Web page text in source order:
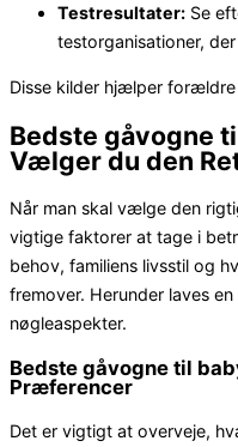
Testresultater: Se
testorganisationer,
Disse kilder hjælper
Bedste gåvogne
Vælger du den
Når man skal vælge den
vigtige faktorer at tage i
behov, familiens livsstil og
fremover. Herunder laves
nøgleaspekter.
Bedste gåvogne til
Præferencer
Det er vigtigt at overveje,